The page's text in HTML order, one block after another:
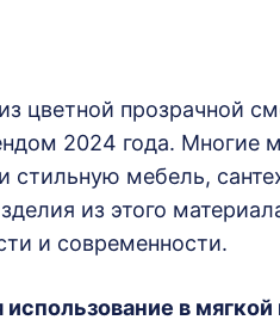
цветной прозрачной
2024 года. Многие
стильную мебель,
из этого
и современности.
в